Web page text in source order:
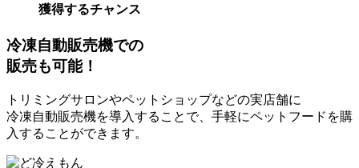
獲得するチャンス
冷凍自動販売機での
販売も可能！
トリミングサロンやペットショップなどの実店舗に
冷凍自動販売機を導入することで、手軽にペットフードを購
入することができます。